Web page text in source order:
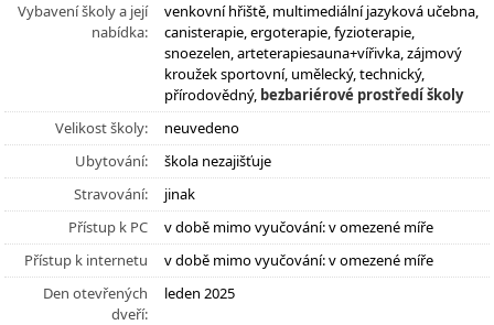
Vybavení školy a její
nabídka:
venkovní hřiště, multimediální jazyková učebna,
canisterapie, ergoterapie, fyzioterapie,
snoezelen, arteterapiesauna+vířivka, zájmový
kroužek sportovní, umělecký, technický,
přírodovědný, bezbariérové prostředí školy
Velikost školy:
neuvedeno
Ubytování:
škola nezajišťuje
Stravování:
jinak
Přístup k PC
v době mimo vyučování: v omezené míře
Přístup k internetu
v době mimo vyučování: v omezené míře
Den otevřených
dveří:
leden 2025